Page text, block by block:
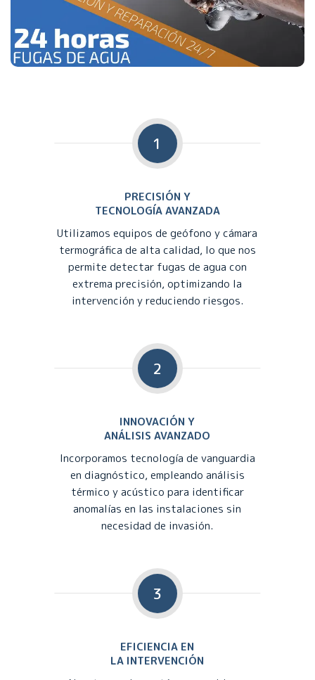
1
PRECISIÓN Y
TECNOLOGÍA AVANZADA
Utilizamos equipos de geófono y cámara
termográfica de alta calidad, lo que nos
permite detectar fugas de agua con
extrema precisión, optimizando la
intervención y reduciendo riesgos.
2
INNOVACIÓN Y
ANÁLISIS AVANZADO
Incorporamos tecnología de vanguardia
en diagnóstico, empleando análisis
térmico y acústico para identificar
anomalías en las instalaciones sin
necesidad de invasión.
3
EFICIENCIA EN
LA INTERVENCIÓN